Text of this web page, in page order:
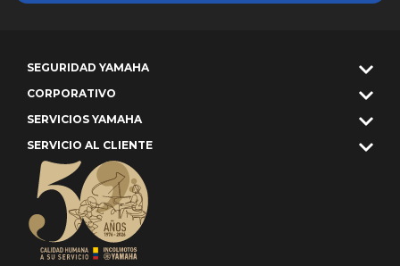
SEGURIDAD YAMAHA
CORPORATIVO
SERVICIOS YAMAHA
SERVICIO AL CLIENTE